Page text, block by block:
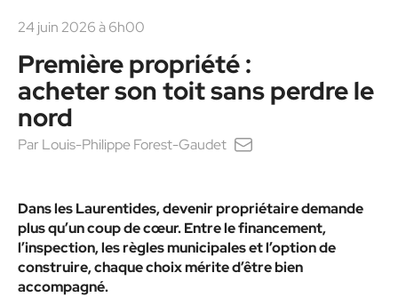
24 juin 2026 à 6h00
Première propriété :
acheter son toit sans perdre le
nord
Par Louis-Philippe Forest-Gaudet
Dans les Laurentides, devenir propriétaire demande
plus qu’un coup de cœur. Entre le financement,
l’inspection, les règles municipales et l’option de
construire, chaque choix mérite d’être bien
accompagné.